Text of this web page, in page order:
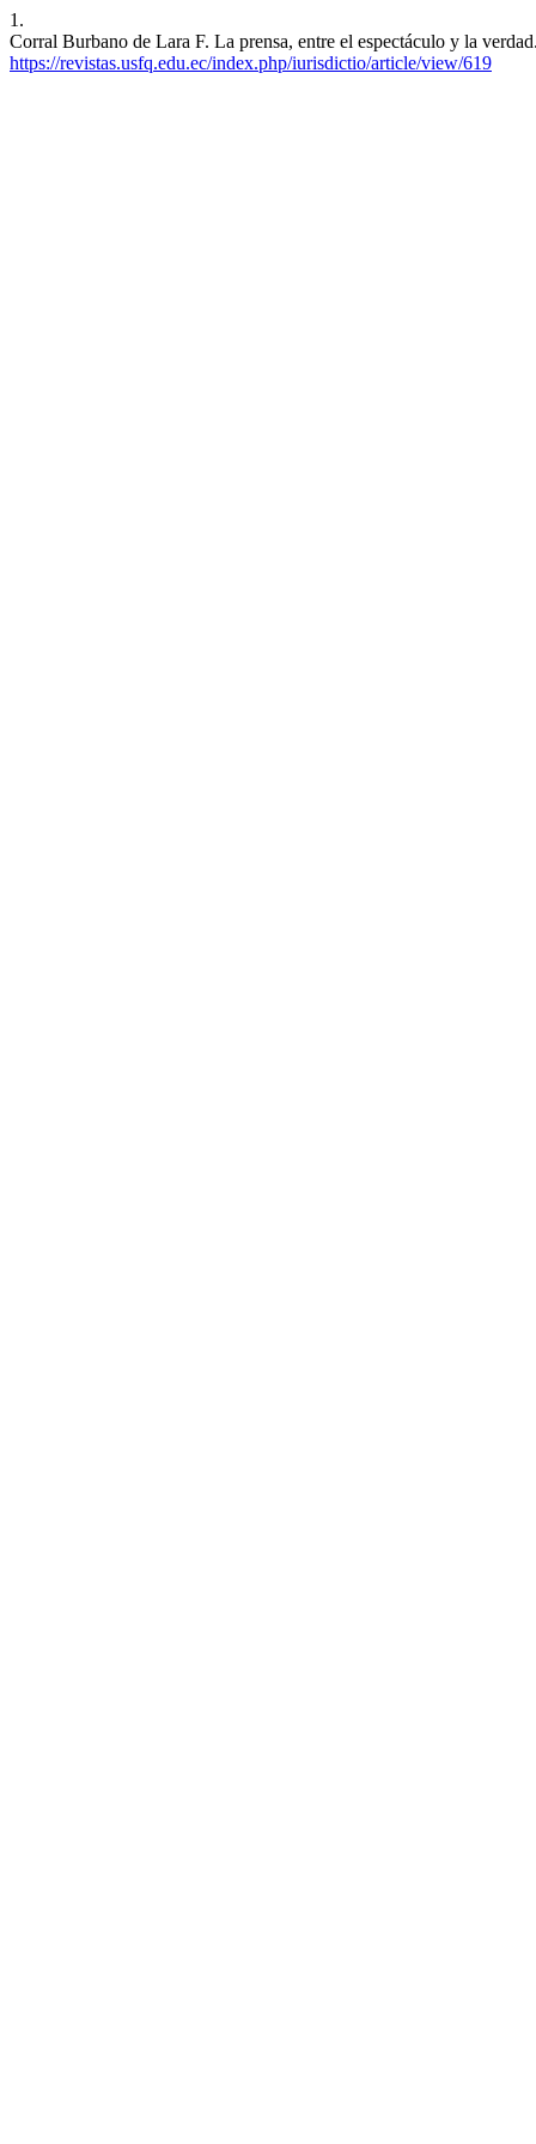
1.
Corral Burbano de Lara F. La prensa, entre el espectáculo y la
https://revistas.usfq.edu.ec/index.php/iurisdictio/article/view/619